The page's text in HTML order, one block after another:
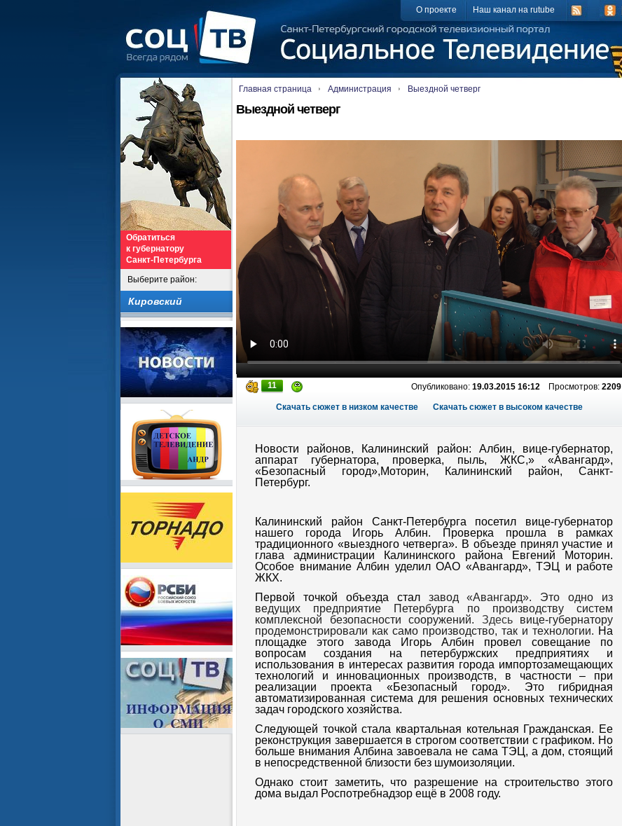
О проекте Наш канал на rutube
Обратиться
к губернатору
Санкт-Петербурга
Выберите район:
Кировский
Главная страница Администрация Выездной четверг
Выездной четверг
11 Опубликовано: 19.03.2015 16:12 Просмотров: 2209
Скачать сюжет в низком качестве Скачать сюжет в высоком качестве
Новости районов, Калининский район: Албин, вице-губернатор,
аппарат губернатора, проверка, пыль, ЖКС,» «Авангард»,
«Безопасный город»,Моторин, Калининский район, Санкт-
Петербург.
Калининский район Санкт-Петербурга посетил вице-губернатор
нашего города Игорь Албин. Проверка прошла в рамках
традиционного «выездного четверга». В объезде принял участие и
глава администрации Калининского района Евгений Моторин.
Особое внимание Албин уделил ОАО «Авангард», ТЭЦ и работе
ЖКХ.
Первой точкой объезда стал завод «Авангард».
Это одно из
ведущих предприятие Петербурга по производству систем
комплексной безопасности сооружений. Здесь вице-губернатору
продемонстрировали как само производство, так и технологии. На
площадке этого завода Игорь Албин провел совещание по
вопросам создания на петербуржских предприятиях и
использования в интересах развития города импортозамещающих
технологий и инновационных производств, в частности – при
реализации проекта «Безопасный город». Это
гибридная
автоматизированная система для решения основных технических
задач городского хозяйства.
Следующей точкой стала квартальная котельная Гражданская. Ее
реконструкция завершается в строгом соответствии с графиком. Но
больше внимания Албина завоевала не сама ТЭЦ, а дом, стоящий
в непосредственной близости без шумоизоляции.
Однако стоит заметить, что разрешение на строительство этого
дома выдал Роспотребнадзор ещё в 2008 году.